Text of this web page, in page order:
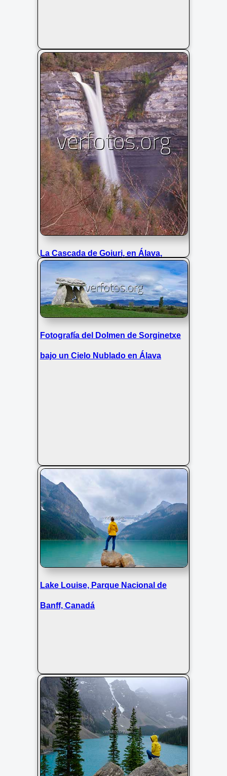
La Cascada de Goiuri, en Álava,
muestra un impresionante salto de
agua con efecto seda
Fotografía del Dolmen de Sorginetxe
bajo un Cielo Nublado en Álava
Lake Louise, Parque Nacional de
Banff, Canadá